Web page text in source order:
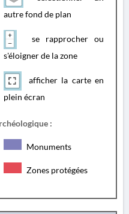
autre fond de plan
se rapprocher ou
s'éloigner de la zone
afficher la carte en
plein écran
:
Monuments
Zones protégées